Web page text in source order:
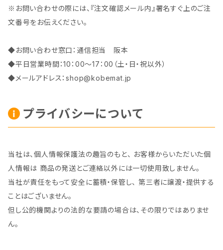
※お問い合わせの際には、『注文確認メール内』署名すぐ上のご注
文番号をお伝えください。
◆お問い合わせ窓口：通信担当 阪本
◆平日営業時間：10：00～17：00（土・日・祝以外）
◆メールアドレス：shop@kobemat.jp
プライバシーについて
当社は、個人情報保護法の趣旨のもと、 お客様からいただいた個
人情報は 商品の発送とご連絡以外には一切使用致しません。
当社が責任をもって安全に蓄積・保管し、 第三者に譲渡・提供する
ことはございません。
但し公的機関よりの法的な要請の場合は、その限りではありませ
ん。